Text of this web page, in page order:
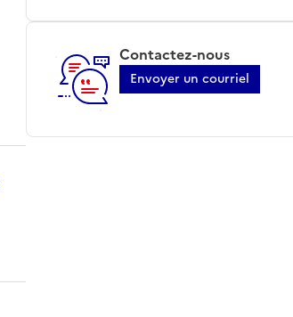
Contactez-nous
Envoyer un courriel